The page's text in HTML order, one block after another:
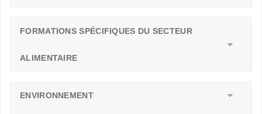
FORMATIONS SPÉCIFIQUES DU SECTEUR
ALIMENTAIRE
ENVIRONNEMENT